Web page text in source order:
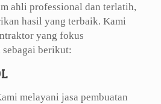
ahli professional dan terlatih,
hasil yang terbaik. Kami
yang fokus
berikut:
melayani jasa pembuatan